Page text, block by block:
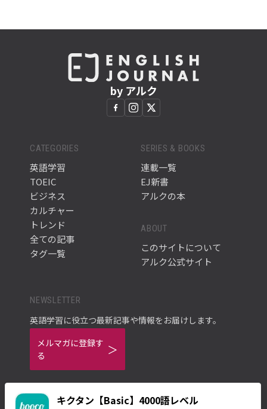
キクタン【Basic】4000語レベル
by アルク
CATEGORIES
英語学習
TOEIC
ビジネス
カルチャー
トレンド
全ての記事
タグ一覧
SERIES & BOOKS
連載一覧
EJ新書
アルクの本
ABOUT
このサイトについて
アルク公式サイト
NEWSLETTER
英語学習に役立つ最新記事や情報をお届けします。
メルマガに登録す
る